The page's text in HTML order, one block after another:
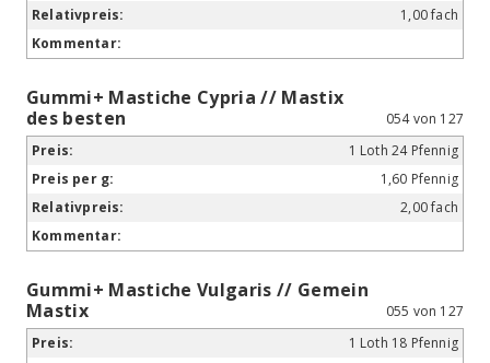
1,00 fach
Gummi+ Mastiche Cypria // Mastix
des besten
054 von 127
1 Loth 24 Pfennig
1,60 Pfennig
2,00 fach
Gummi+ Mastiche Vulgaris // Gemein
Mastix
055 von 127
1 Loth 18 Pfennig